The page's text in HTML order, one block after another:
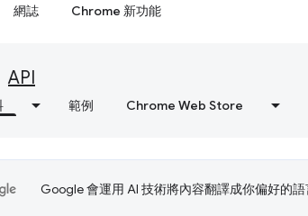
網誌 Chrome 新功能
API
範例 Chrome Web Store
Google 會運用 AI 技術將內容翻譯成你偏好的